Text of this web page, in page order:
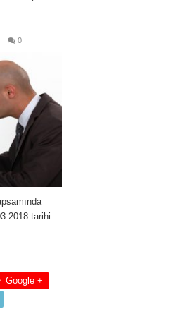
0
tarihi
Google +